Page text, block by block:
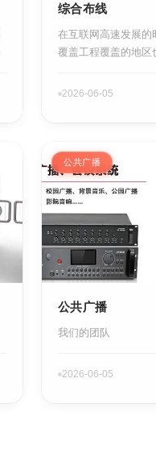
综合布线
在互联网高速发展
覆盖工程覆盖的地
么，就来给详细的
2026-06-05
公共广播
公共广播
我们的团队
2026-06-05